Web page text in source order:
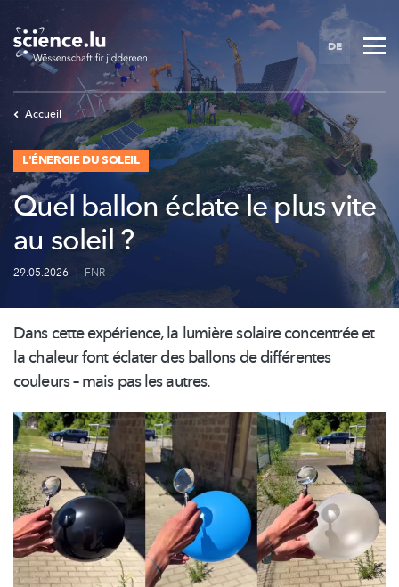
to
main
content
DE
Accueil
L'ÉNERGIE DU SOLEIL
Quel ballon éclate le plus vite
au soleil ?
29.05.2026 | FNR
Dans cette expérience, la lumière solaire concentrée et
la chaleur font éclater des ballons de différentes
couleurs – mais pas les autres.